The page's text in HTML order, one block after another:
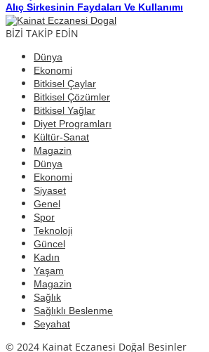
Alıç Sirkesinin Faydaları Ve Kullanımı
BİZİ TAKİP EDİN
Dünya
Ekonomi
Bitkisel Çaylar
Bitkisel Çözümler
Bitkisel Yağlar
Diyet Programları
Kültür-Sanat
Magazin
Dünya
Ekonomi
Siyaset
Genel
Spor
Teknoloji
Güncel
Kadın
Yaşam
Magazin
Sağlık
Sağlıklı Beslenme
Seyahat
© 2024 Kainat Eczanesi Doğal Besinler